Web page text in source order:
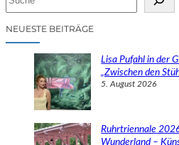
cNEUESTE BEITRÄGE
Lisa Pufahl in der
„Zwischen den
5. August 2026
Ruhrtriennale
Wunderland –